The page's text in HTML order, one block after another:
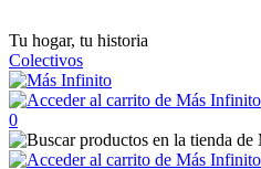
Tu hogar, tu historia
Colectivos
0